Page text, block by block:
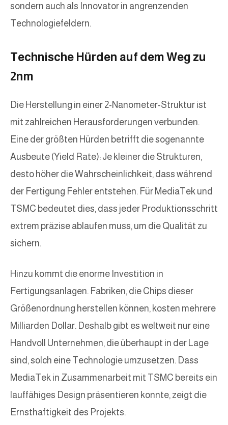
sondern auch als Innovator in angrenzenden
Technologiefeldern.
Technische Hürden auf dem Weg zu
2nm
Die Herstellung in einer 2-Nanometer-Struktur ist
mit zahlreichen Herausforderungen verbunden.
Eine der größten Hürden betrifft die sogenannte
Ausbeute (Yield Rate): Je kleiner die Strukturen,
desto höher die Wahrscheinlichkeit, dass während
der Fertigung Fehler entstehen. Für MediaTek und
TSMC bedeutet dies, dass jeder Produktionsschritt
extrem präzise ablaufen muss, um die Qualität zu
sichern.
Hinzu kommt die enorme Investition in
Fertigungsanlagen. Fabriken, die Chips dieser
Größenordnung herstellen können, kosten mehrere
Milliarden Dollar. Deshalb gibt es weltweit nur eine
Handvoll Unternehmen, die überhaupt in der Lage
sind, solch eine Technologie umzusetzen. Dass
MediaTek in Zusammenarbeit mit TSMC bereits ein
lauffähiges Design präsentieren konnte, zeigt die
Ernsthaftigkeit des Projekts.